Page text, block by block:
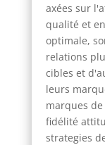
axées sur
qualité et
optimale,
relations
cibles et
leurs
marques
fidélité
strategies